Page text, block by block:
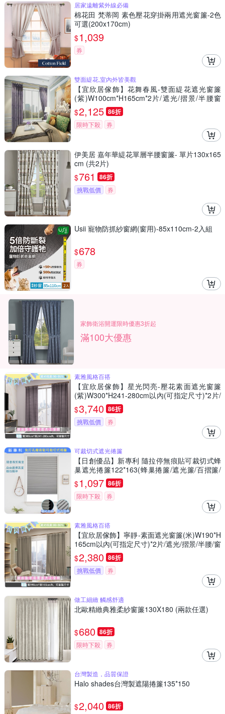
居家遠離紫外線必備
棉花田 梵蒂岡 素色壓花穿掛兩用遮光窗簾-2色
可選(200x170cm)
$1,039
券
雙面緹花,室內外皆美觀
【宜欣居傢飾】花舞春風-雙面緹花遮光窗簾
(紫)W100cm*H165cm*2片/遮光/摺景/半腰窗
簾/台灣製MIT
$2,125 86折
限時下殺 券
伊美居 嘉年華緹花單層半腰窗簾- 單片130x165
cm (共2片)
$761 86折
挑戰低價 券
Usii 寵物防抓紗窗網(窗用)-85x110cm-2入組
$678
券
家飾衛浴開運限時優惠3折起
滿100大優惠
素雅風格百搭
【宜欣居傢飾】星光閃亮-壓花素面遮光窗簾
(紫)W300*H241-280cm以內(可指定尺寸)*2片/
遮光/摺景/落地/窗簾/台灣製MIT
$3,740 86折
挑戰低價 券
可裁切式遮光捲簾
【日創優品】新專利 隨拉停無痕貼可裁切式蜂
巢遮光捲簾122*163(蜂巢捲簾/遮光簾/百摺簾/
窗簾/門簾)
$1,097 86折
限時下殺 券
素雅風格百搭
【宜欣居傢飾】寧靜-素面遮光窗簾(米)W190*H
165cm以內(可指定尺寸)*2片/遮光/摺景/半腰/窗
簾/台灣製MIT
$2,380 86折
挑戰低價 券
做工細緻 觸感舒適
北歐精緻典雅柔紗窗簾130X180 (兩款任選)
$680 86折
限時下殺 券
台灣製造，品質保證
Halo shades台灣製遮陽捲簾135*150
$2,040 86折